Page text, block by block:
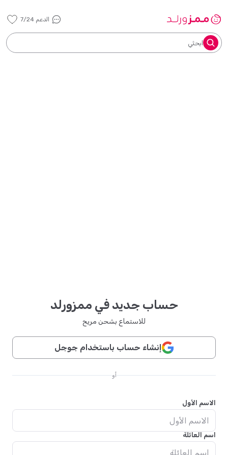
الدعم 7/24
ابحثي
حساب جديد في ممزورلد
للاستماع بشحن مريح
إنشاء حساب باستخدام جوجل
أو
الاسم الأول
اسم العائلة